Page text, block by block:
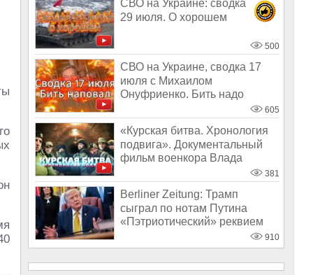
СВО на Украине: сводка
29 июля. О хорошем
500
СВО на Украине, сводка 17
июля с Михаилом
Онуфриенко. Бить надо
605
«Курская битва. Хронология
подвига». Документальный
фильм военкора Влада
381
Berliner Zeitung: Трамп
сыграл по нотам Путина
«Пэтриотический» реквием
910